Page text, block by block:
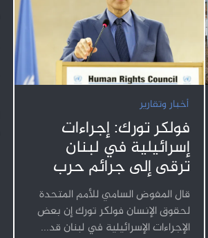
أخبار وتقارير
فولكر تورك: إجراءات
إسرائيلية في لبنان
ترقى إلى جرائم حرب
قال المفوض السامي للأمم المتحدة
لحقوق الإنسان فولكر تورك إن بعض
الإجراءات الإسرائيلية في لبنان قد...